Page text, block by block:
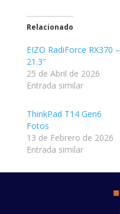
Relacionado
EIZO RadiForce RX370 –
21.3″
25 de Abril de 2026
Entrada similar
ThinkPad T14 Gen6
Fotos
13 de Febrero de 2026
Entrada similar